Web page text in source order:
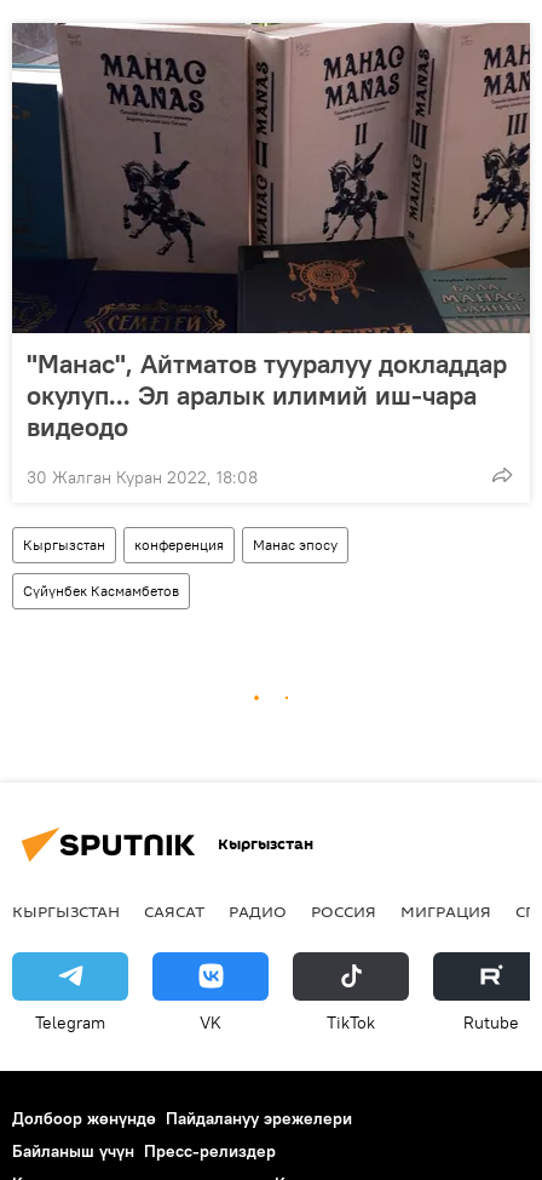
"Манас", Айтматов тууралуу докладдар
окулуп... Эл аралык илимий иш-чара
видеодо
30 Жалган Куран 2022, 18:08
Кыргызстан конференция Манас эпосу
Сүйүнбек Касмамбетов
Кыргызстан
КЫРГЫЗСТАН САЯСАТ РАДИО РОССИЯ МИГРАЦИЯ
Telegram VK ТikТоk Rutube
Долбоор жөнүндө Пайдалануу эрежелери
Байланыш үчүн Пресс-релиздер